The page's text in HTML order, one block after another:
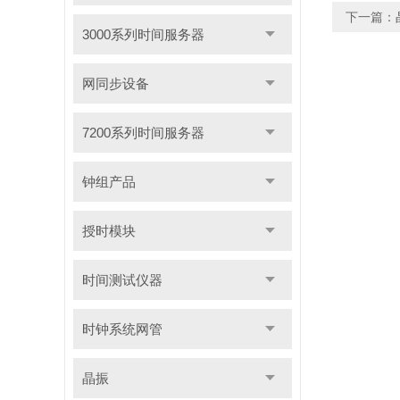
3000系列时间服务器
网同步设备
7200系列时间服务器
钟组产品
授时模块
时间测试仪器
时钟系统网管
晶振
下一篇：